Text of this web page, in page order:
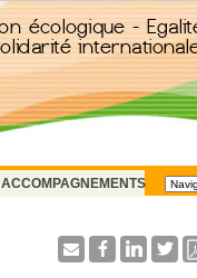
ACCOMPAGNEMENTS